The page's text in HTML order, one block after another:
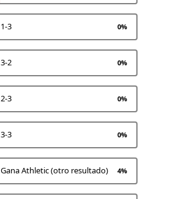
1-3 0%
3-2 0%
2-3 0%
3-3 0%
Gana Athletic (otro resultado) 4%